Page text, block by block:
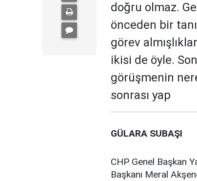
doğru olmaz.
önceden bir
görev
ikisi de öyle.
görüşmenin
sonrası yap
GÜLARA SUBAŞI
CHP Genel Başkan
Başkanı Meral